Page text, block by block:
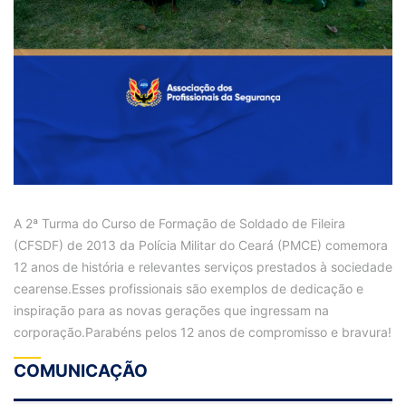
A 2ª Turma do Curso de Formação de Soldado de Fileira
(CFSDF) de 2013 da Polícia Militar do Ceará (PMCE) comemora
12 anos de história e relevantes serviços prestados à sociedade
cearense.Esses profissionais são exemplos de dedicação e
inspiração para as novas gerações que ingressam na
corporação.Parabéns pelos 12 anos de compromisso e bravura!
COMUNICAÇÃO